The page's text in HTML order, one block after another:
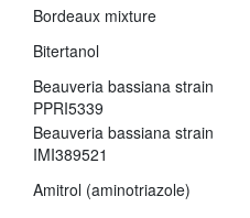
Bordeaux mixture
Bitertanol
Beauveria bassiana strain
PPRI5339
Beauveria bassiana strain
IMI389521
Amitrol (aminotriazole)